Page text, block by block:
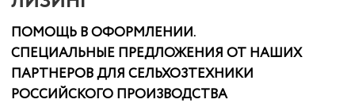
Компания КАСТ основана 21 декабря 2011 года
Головневым Максимом Сергеевичем.
Занимается продажей сельскохозяйственной
техники американских, российских и
французских производителей. ООО КАСТ
начинала свой путь с одного человека, а сейчас